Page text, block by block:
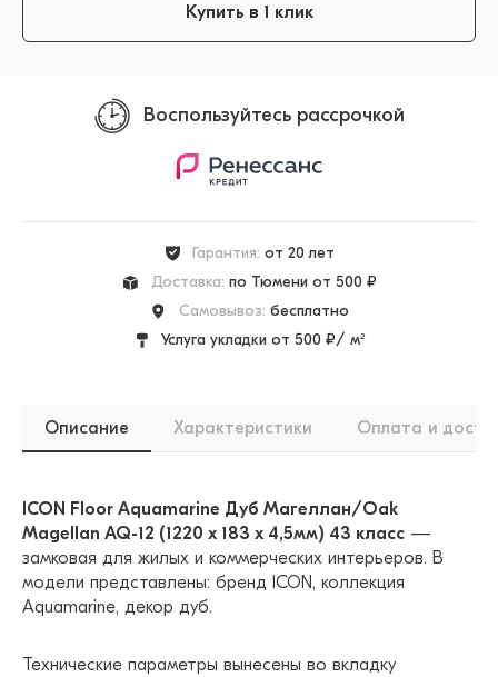
Купить в 1 клик
Воспользуйтесь рассрочкой
Гарантия: от 20 лет
Доставка: по Тюмени от 500 ₽
Самовывоз: бесплатно
Услуга укладки от 500 ₽/ м²
Описание Характеристики Оплата и
ICON Floor Aquamarine Дуб Магеллан/Oak
Magellan AQ-12 (1220 х 183 x 4,5мм) 43 класс —
замковая для жилых и коммерческих интерьеров. В
модели представлены: бренд ICON, коллекция
Aquamarine, декор дуб.
Технические параметры вынесены во вкладку